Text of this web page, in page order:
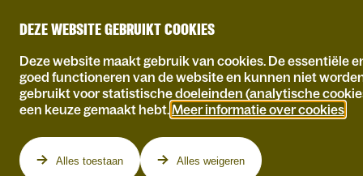
DEZE WEBSITE GEBRUIKT COOKIES
Deze website maakt gebruik van cookies. De essentiële
goed functioneren van de website en kunnen niet
gebruikt voor statistische doeleinden (analytische
een keuze gemaakt hebt. Meer informatie over cookies
Alles toestaan Alles weigeren